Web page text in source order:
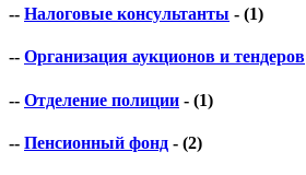
-- Налоговые консультанты - (1)
-- Организация аукционов и тендеров
-- Отделение полиции - (1)
-- Пенсионный фонд - (2)